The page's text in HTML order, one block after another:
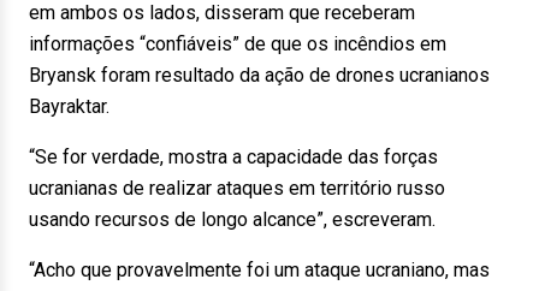
em ambos os lados, disseram que receberam
informações “confiáveis” de que os incêndios em
Bryansk foram resultado da ação de drones ucranianos
Bayraktar.
“Se for verdade, mostra a capacidade das forças
ucranianas de realizar ataques em território russo
usando recursos de longo alcance”, escreveram.
“Acho que provavelmente foi um ataque ucraniano, mas